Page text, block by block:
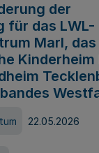
der
für das LWL-
Marl, das
Kinderheim
22.05.2026